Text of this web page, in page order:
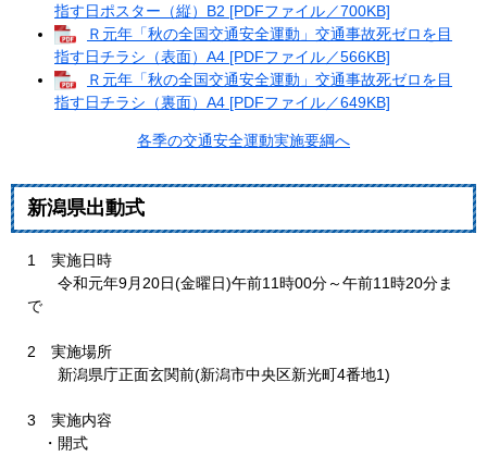
指す日ポスター（縦）B2 [PDFファイル／700KB]
Ｒ元年「秋の全国交通安全運動」交通事故死ゼロを目
指す日チラシ（表面）A4 [PDFファイル／566KB]
Ｒ元年「秋の全国交通安全運動」交通事故死ゼロを目
指す日チラシ（裏面）A4 [PDFファイル／649KB]
各季の交通安全運動実施要綱へ
新潟県出動式
1 実施日時
令和元年9月20日(金曜日)午前11時00分～午前11時20分ま
で
2 実施場所
新潟県庁正面玄関前(新潟市中央区新光町4番地1)
3 実施内容
・開式